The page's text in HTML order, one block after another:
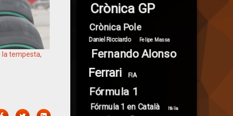
la tempesta,
Crònica GP
Crònica Pole
Daniel Ricciardo Felipe Massa
Fernando Alonso
Ferrari FIA
Fórmula 1
Fórmula 1 en Català Itàlia